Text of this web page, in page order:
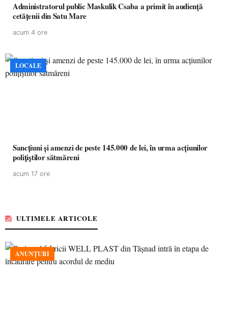
Administratorul public Maskulik Csaba a primit în audiență
cetățenii din Satu Mare
acum 4 ore
LOCALE
Sancțiuni și amenzi de peste 145.000 de lei, în urma acțiunilor
polițiștilor sătmăreni
acum 17 ore
ULTIMELE ARTICOLE
ANUNȚURI